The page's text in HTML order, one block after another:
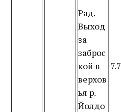
Рад.
Выход
за
заброс
кой в
верхов
ья р.
Йолдо
7.7